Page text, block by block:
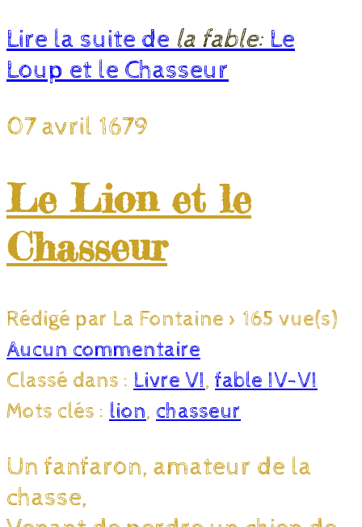
Lire la suite de la fable: Le
Loup et le Chasseur
07 avril 1679
Le Lion et le
Chasseur
Rédigé par La Fontaine > 165 vue(s)
Aucun commentaire
Classé dans : Livre VI, fable IV-VI
Mots clés : lion, chasseur
Un fanfaron, amateur de la
chasse,